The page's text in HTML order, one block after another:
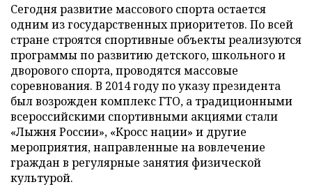
Сегодня развитие массового спорта остается
одним из государственных приоритетов. По всей
стране строятся спортивные объекты реализуются
программы по развитию детского, школьного и
дворового спорта, проводятся массовые
соревнования. В 2014 году по указу президента
был возрожден комплекс ГТО, а традиционными
всероссийскими спортивными акциями стали
«Лыжня России», «Кросс нации» и другие
мероприятия, направленные на вовлечение
граждан в регулярные занятия физической
культурой.